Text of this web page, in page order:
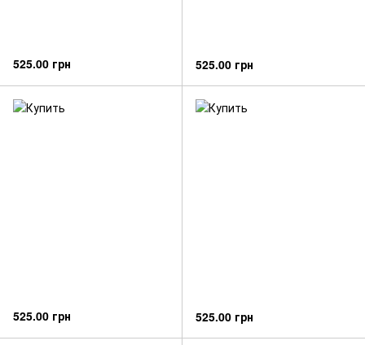
525.00 грн 525.00 грн
525.00 грн 525.00 грн